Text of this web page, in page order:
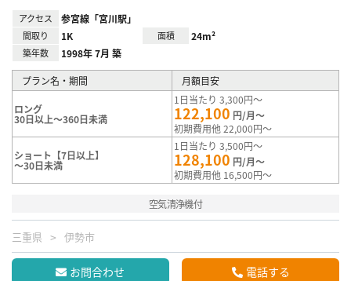
アクセス 参宮線「宮川駅」
間取り 1K 面積 24m²
築年数 1998年 7月 築
プラン名・期間 月額目安
ロング
30日以上～360日未満
1日当たり 3,300円～
122,100 円/月～
初期費用他 22,000円～
ショート【7日以上】
～30日未満
1日当たり 3,500円～
128,100 円/月～
初期費用他 16,500円～
空気清浄機付
三重県 伊勢市
お問合わせ 電話する